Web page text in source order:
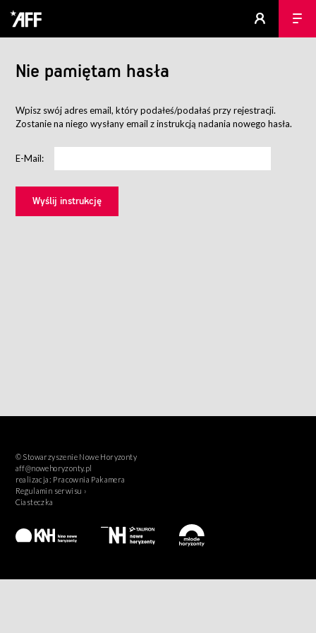
Nie pamiętam hasła
Wpisz swój adres email, który podałeś/podałaś przy rejestracji.
Zostanie na niego wysłany email z instrukcją nadania nowego hasła.
E-Mail:
© Stowarzyszenie Nowe Horyzonty
aff@nowehoryzonty.pl
realizacja: Pracownia Pakamera
Regulamin serwisu ›
Ciasteczka